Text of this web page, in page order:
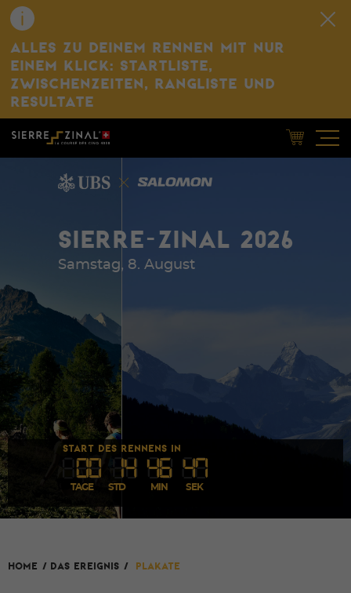
ALLES ZU DEINEM RENNEN MIT NUR
EINEM KLICK: STARTLISTE,
ZWISCHENZEITEN, RANGLISTE UND
RESULTATE
SIERRE-ZINAL 2026
Samstag, 8. August
START DES RENNENS IN
00 14 46 45
TAGE STD MIN SEK
HOME / Das Ereignis / Plakate